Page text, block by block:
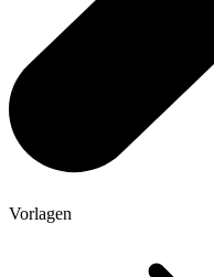
Vorlagen